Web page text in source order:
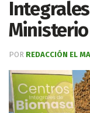
POR REDACCIÓN EL